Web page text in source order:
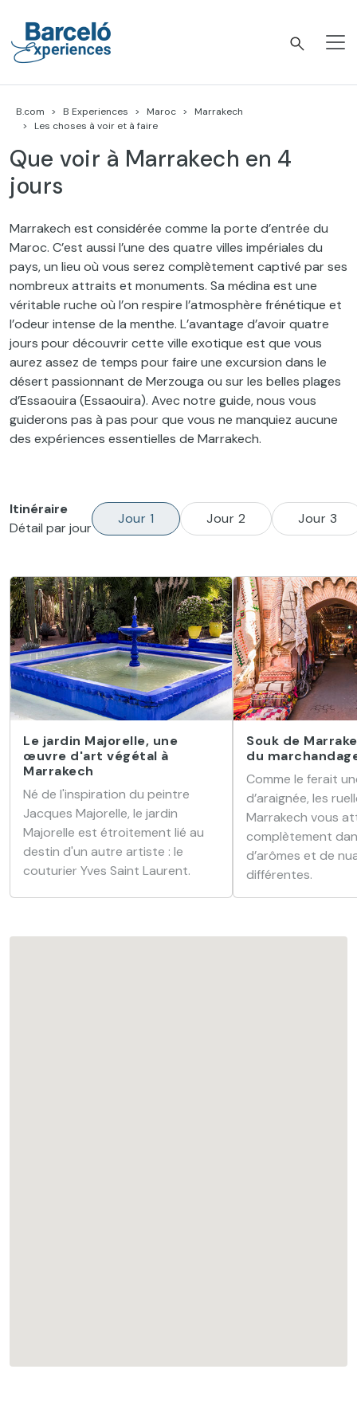
contenu
B.com B Experiences Maroc
Marrakech
Les choses à voir et à faire
Que voir à Marrakech en 4
jours
Marrakech est considérée comme la porte d’entrée du
Maroc. C’est aussi l’une des quatre villes impériales du
pays, un lieu où vous serez complètement captivé par ses
nombreux attraits et monuments. Sa médina est une
véritable ruche où l’on respire l’atmosphère frénétique et
l’odeur intense de la menthe. L’avantage d’avoir quatre
jours pour découvrir cette ville exotique est que vous
aurez assez de temps pour faire une excursion dans le
désert passionnant de Merzouga ou sur les belles plages
d’Essaouira (Essaouira). Avec notre guide, nous vous
guiderons pas à pas pour que vous ne manquiez aucune
des expériences essentielles de Marrakech.
Itinéraire
Détail par jour
Jour 1 Jour 2 Jour 3
Le jardin Majorelle, une
œuvre d'art végétal à
Marrakech
Né de l'inspiration du peintre
Jacques Majorelle, le jardin
Majorelle est étroitement lié au
destin d'un autre artiste : le
couturier Yves Saint Laurent.
Souk de
du
Comme le ferait
d’araignée, les
Marrakech vous
complètement
d’arômes et de
différentes.